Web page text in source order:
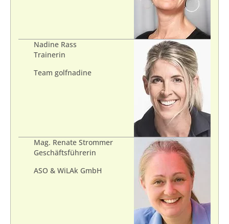
Nadine Rass
Trainerin
Team golfnadine
Mag. Renate Strommer
Geschäftsführerin
ASO & WiLAk GmbH